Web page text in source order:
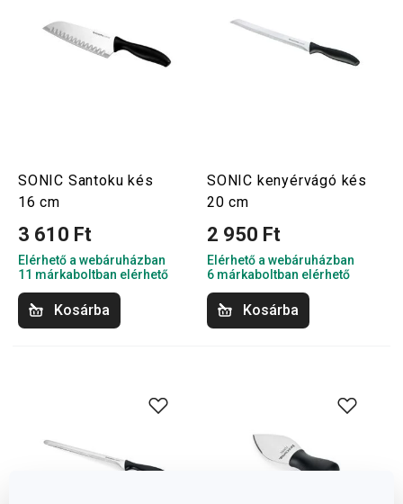
SONIC Santoku kés
16 cm
3 610 Ft
Elérhető a webáruházban
11 márkaboltban elérhető
Kosárba
SONIC kenyérvágó kés
20 cm
2 950 Ft
Elérhető a webáruházban
6 márkaboltban elérhető
Kosárba